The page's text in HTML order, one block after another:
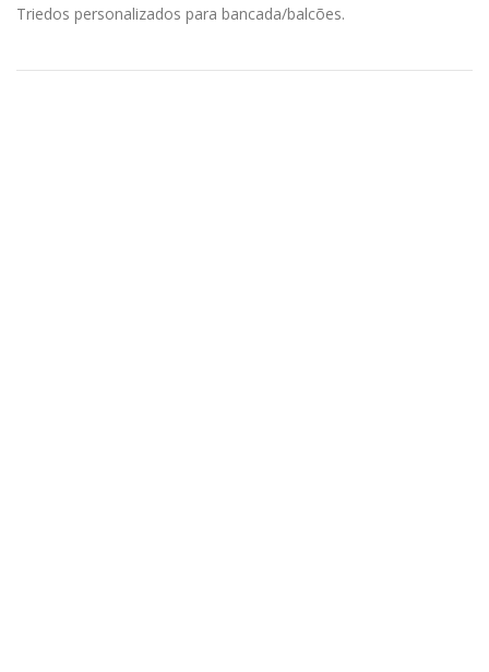
Triedos personalizados para bancada/balcões.